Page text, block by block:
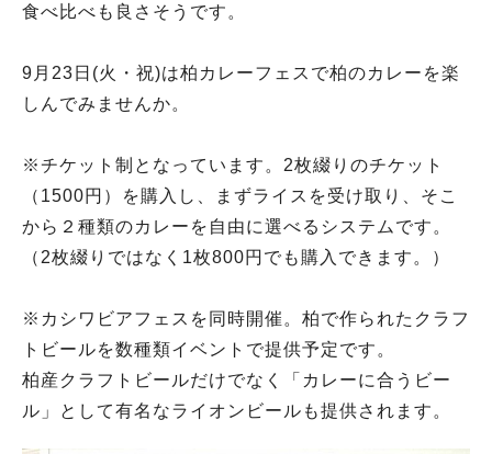
食べ比べも良さそうです。
9月23日(火・祝)は柏カレーフェスで柏のカレーを楽
しんでみませんか。
※チケット制となっています。2枚綴りのチケット
（1500円）を購入し、まずライスを受け取り、そこ
から２種類のカレーを自由に選べるシステムです。
（2枚綴りではなく1枚800円でも購入できます。）
※カシワビアフェスを同時開催。柏で作られたクラフ
トビールを数種類イベントで提供予定です。
柏産クラフトビールだけでなく「カレーに合うビー
ル」として有名なライオンビールも提供されます。